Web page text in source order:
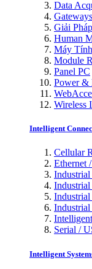
Data
Giải
Human
Máy
Module
Panel PC
Power &
Wireless
Intelligent
Cellular
Ethernet
Industrial
Industrial
Serial /
Intelligent